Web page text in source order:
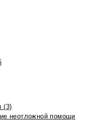
(3)
неотложной помощи